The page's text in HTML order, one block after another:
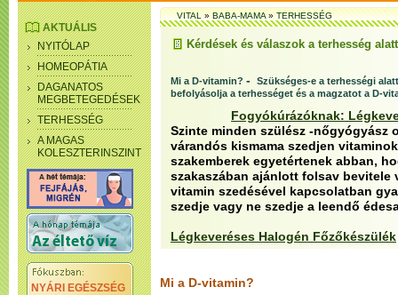
AKTUÁLIS
NYITÓLAP
HOMEOPÁTIA
DAGANATOS
MEGBETEGEDÉSEK
TERHESSÉG
A MAGAS
KOLESZTERINSZINT
NYÁRI EGÉSZSÉG
VITAL»BABA-MAMA»TERHESSÉG
Kérdések és válaszok a terhesség
Mi a D-vitamin? - Szükséges-e a terhességi
befolyásolja a terhességet és a magzatot a D-
Fogyókúrázóknak:
Szinte minden szülész -nőgyógyász
várandós kismama szedjen
szakemberek egyetértenek abban,
szakaszában ajánlott folsav bevitele
vitamin szedésével kapcsolatban
szedje vagy ne szedje a leendő
Légkeveréses Halogén Főzőkészülék
Mi a D-vitamin?